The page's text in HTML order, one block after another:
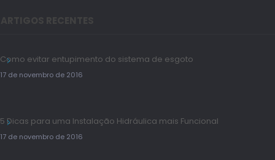
Como evitar entupimento do sistema de esgoto
17 de novembro de 2016
5 Dicas para uma Instalação Hidráulica mais Funcional
17 de novembro de 2016